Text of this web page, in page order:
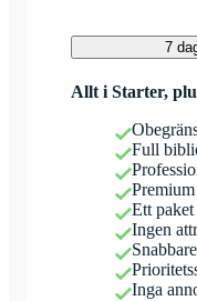
7
Allt i Starter,
Full
Ett paket
Ingen
Inga